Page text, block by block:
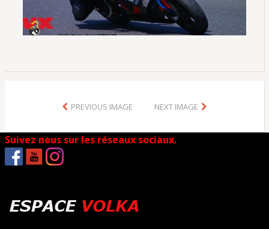
PREVIOUS IMAGE NEXT IMAGE
Suivez nous sur les réseaux sociaux.